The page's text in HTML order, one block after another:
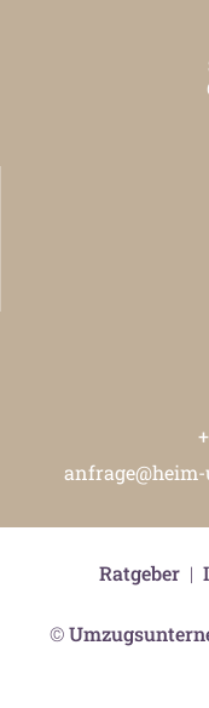
©
Ratgeber|